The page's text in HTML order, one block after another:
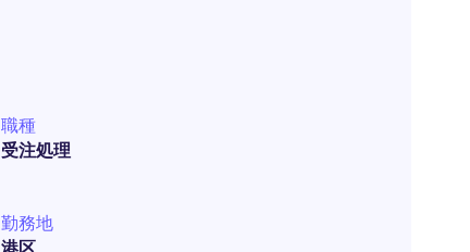
職種
受注処理
勤務地
港区